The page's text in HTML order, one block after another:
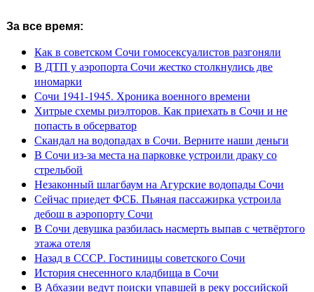
За все время:
Как в советском Сочи гомосексуалистов разгоняли
В ДТП у аэропорта Сочи жестко столкнулись две
иномарки
Сочи 1941-1945. Хроника военного времени
Хитрые схемы риэлторов. Как приехать в Сочи и не
попасть в обсерватор
Скандал на водопадах в Сочи. Верните наши деньги
В Сочи из-за места на парковке устроили драку со
стрельбой
Незаконный шлагбаум на Агурские водопады Сочи
Сейчас приедет ФСБ. Пьяная пассажирка устроила
дебош в аэропорту Сочи
В Сочи девушка разбилась насмерть выпав с четвёртого
этажа отеля
Назад в СССР. Гостиницы советского Сочи
История снесенного кладбища в Сочи
В Абхазии ведут поиски упавшей в реку российской